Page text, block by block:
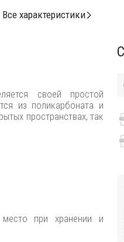
Все характеристики
своей простой
из поликарбоната и
пространствах, так
при хранении и